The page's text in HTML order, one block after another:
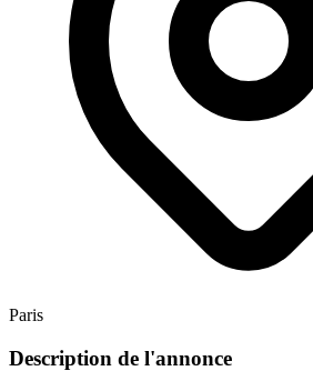
Paris
Description de l'annonce